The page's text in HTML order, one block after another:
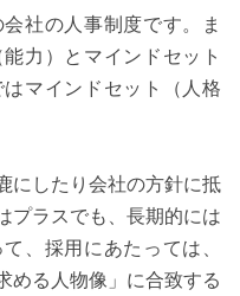
社の人事制度です。ま
力）とマインドセット
はマインドセット（人格
にしたり会社の方針に抵
ラスでも、長期的には
、採用にあたっては、
める人物像」に合致する